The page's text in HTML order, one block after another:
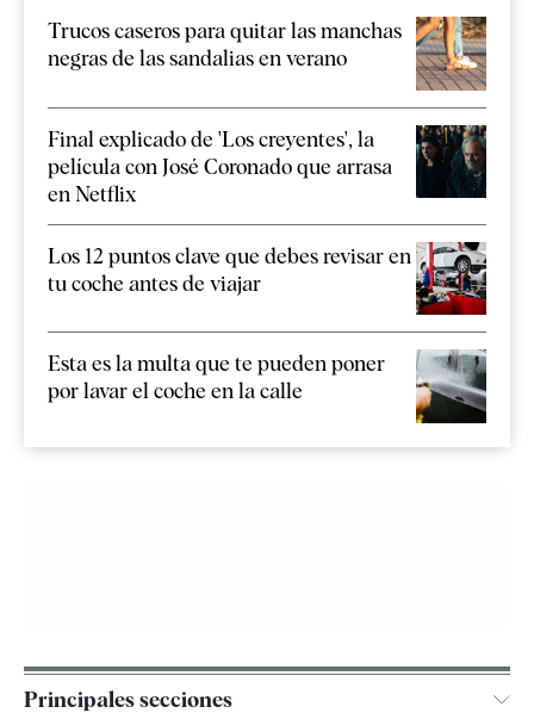
Trucos caseros para quitar las manchas
negras de las sandalias en verano
Final explicado de 'Los creyentes', la
película con José Coronado que arrasa
en Netflix
Los 12 puntos clave que debes revisar en
tu coche antes de viajar
Esta es la multa que te pueden poner
por lavar el coche en la calle
Principales secciones